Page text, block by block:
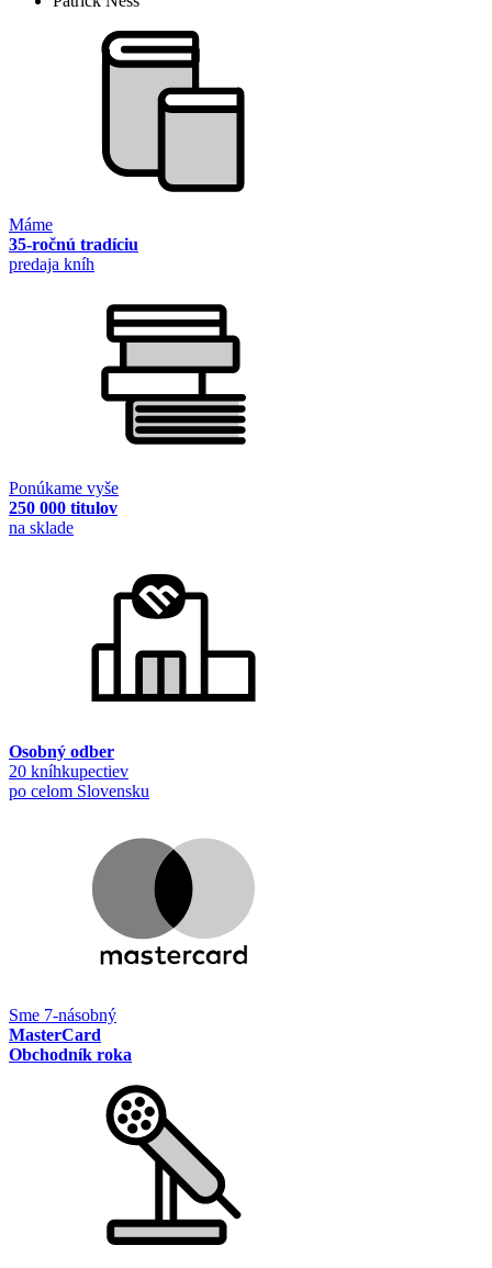
Máme
35-ročnú tradíciu
predaja kníh
Ponúkame vyše
250 000 titulov
na sklade
Osobný odber
20 kníhkupectiev
po celom Slovensku
Sme 7-násobný
MasterCard
Obchodník roka